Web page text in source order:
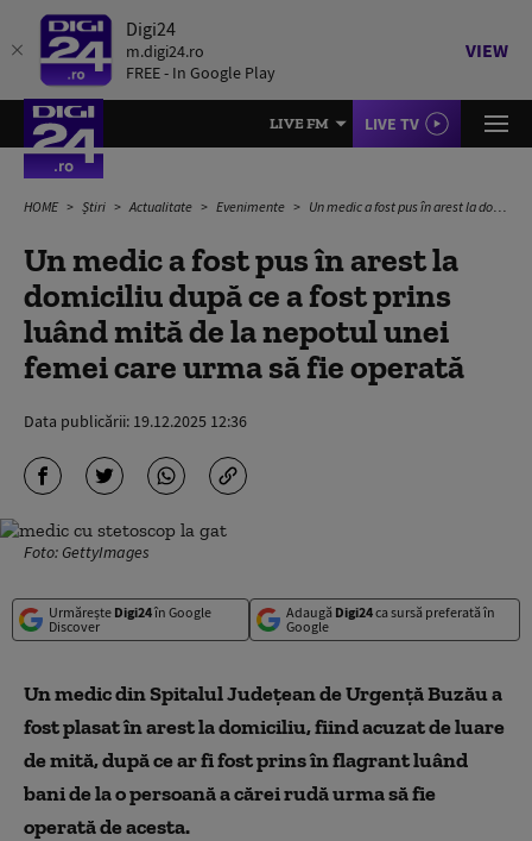
Digi24
m.digi24.ro
FREE - In Google Play
VIEW
LIVE FM LIVE TV
HOME Știri Actualitate Evenimente Un medic a fost pus în arest la domiciliu după ce a fost prins luând mită de la nepotul unei femei care urma să fie operată
Un medic a fost pus în arest la
domiciliu după ce a fost prins
luând mită de la nepotul unei
femei care urma să fie operată
Data publicării: 19.12.2025 12:36
Foto: GettyImages
Urmărește Digi24în Google
Discover
Adaugă Digi24ca sursă preferată în
Google
Un medic din Spitalul Judeţean de Urgenţă Buzău a
fost plasat în arest la domiciliu, fiind acuzat de luare
de mită, după ce ar fi fost prins în flagrant luând
bani de la o persoană a cărei rudă urma să fie
operată de acesta.